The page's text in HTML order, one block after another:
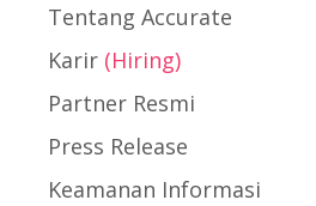
Tentang Accurate
Karir (Hiring)
Partner Resmi
Press Release
Keamanan Informasi